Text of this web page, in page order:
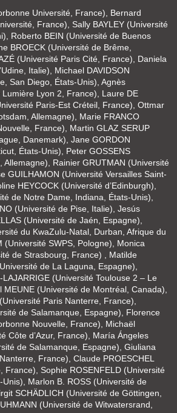
Université, France), Bernard
France), Sally BAYLEY (Université
Roberto BEIN (Université de Buenos
BROECK (Université de Brême,
(Université Paris Cité, France), Daniela
Italie), Michael DAVIDSON
San Diego, États-Unis), Agnès
Lumière Lyon 2, France), Laure DE
Paris-Est Créteil, France), Ottmar
Allemagne), Marie FRANCO
France), Martin GLAZ SERUP
Danemark), Jane GORDON
États-Unis), Peter GOSSENS
Allemagne), Rainier GRUTMAN (Université
GUILHAMON (Université Versailles Saint-
HEYCOCK (Université d’Edinburgh),
de Notre Dame, Indiana, États-Unis),
(Université de Pise, Italie), Jesús
(Université de Jaén, Espagne),
du KwaZulu-Natal, Durban, Afrique du
(Université SWPS, Pologne), Monica
de Strasbourg, France) , Matilde
de La Laguna, Espagne),
(Université Toulouse 2 – Le
MEUNE (Université de Montréal, Canada),
Paris Nanterre, France),
de Salamanque, Espagne), Florence
Nouvelle, France), Michaël
Côte d’Azur, France), María Ángeles
de Salamanque, Espagne), Giuliana
France), Claude PROESCHEL
France), Sophie ROSENFELD (Université
Marlon B. ROSS (Université de
SCHÄDLICH (Université de Göttingen,
(Université de Witwatersrand,